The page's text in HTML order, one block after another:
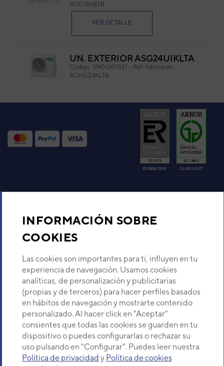
INFORMACIÓN SOBRE
COOKIES
Las cookies son importantes para ti, influyen en tu
experiencia de navegación. Usamos cookies
analíticas, de personalización y publicitarias
(propias y de terceros) para hacer perfiles basados
en hábitos de navegación y mostrarte contenido
personalizado. Al hacer click en "Aceptar"
consientes que todas las cookies se guarden en tu
dispositivo o puedes configurarlas o rechazar su
uso pulsando en "Configurar". Puedes leer nuestra
Política de privacidad y Política de cookies
ROG18KBTB
VER DETALLE
UN. EXTERIOR ASG24UIKLTA
Código: 3NGG87037 - Ref. fabricante:
AOHG24KLTA
UE CASSETTE 3D AUG24-KR
ROG24KBTB
Código:
Ref. fabricante:
KA ROG22KATA
Código: 3NFE88137-Ref. fabricante:
UNIDAD EXTERIOR ASY40UI-
KM
3NGF87027
Ref. fabricante:
AOYG14KMTA
VER DETALLE
UE CASSETTE AUY25-KV
Sobre Nosotros
Descubre Eurofred
Dónde Estamos
¿Buscas un servicio técnico?
Provincia